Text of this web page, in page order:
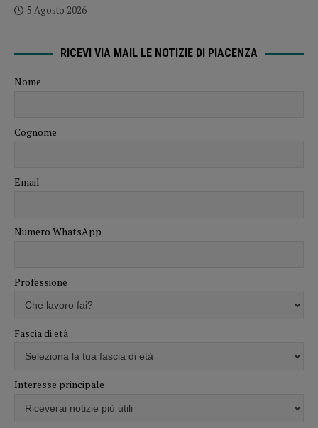
5 Agosto 2026
RICEVI VIA MAIL LE NOTIZIE DI PIACENZA
Nome
Cognome
Email
Numero WhatsApp
Professione
Fascia di età
Interesse principale